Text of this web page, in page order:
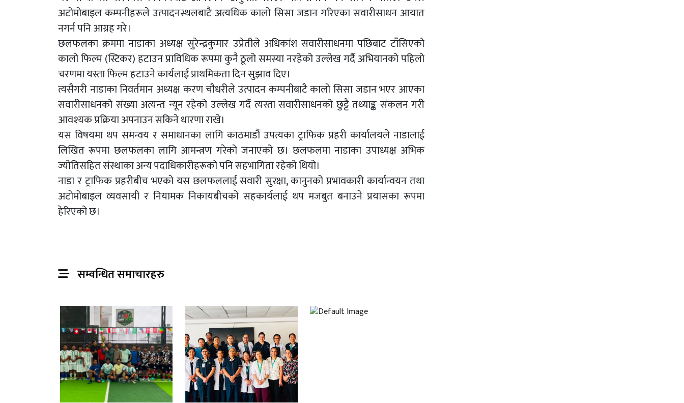
अटोमोबाइल कम्पनीहरूले उत्पादनस्थलबाटै अत्यधिक कालो सिसा जडान गरिएका सवारीसाधन आयात
नगर्न पनि आग्रह गरे।
छलफलका क्रममा नाडाका अध्यक्ष सुरेन्द्रकुमार उप्रेतीले अधिकांश सवारीसाधनमा पछिबाट टाँसिएको
कालो फिल्म (स्टिकर) हटाउन प्राविधिक रूपमा कुनै ठूलो समस्या नरहेको उल्लेख गर्दै अभियानको पहिलो
चरणमा यस्ता फिल्म हटाउने कार्यलाई प्राथमिकता दिन सुझाव दिए।
त्यसैगरी नाडाका निवर्तमान अध्यक्ष करण चौधरीले उत्पादन कम्पनीबाटै कालो सिसा जडान भएर आएका
सवारीसाधनको संख्या अत्यन्त न्यून रहेको उल्लेख गर्दै त्यस्ता सवारीसाधनको छुट्टै तथ्याङ्क संकलन गरी
आवश्यक प्रक्रिया अपनाउन सकिने धारणा राखे।
यस विषयमा थप समन्वय र समाधानका लागि काठमाडौं उपत्यका ट्राफिक प्रहरी कार्यालयले नाडालाई
लिखित रूपमा छलफलका लागि आमन्त्रण गरेको जनाएको छ। छलफलमा नाडाका उपाध्यक्ष अभिक
ज्योतिसहित संस्थाका अन्य पदाधिकारीहरूको पनि सहभागिता रहेको थियो।
नाडा र ट्राफिक प्रहरीबीच भएको यस छलफललाई सवारी सुरक्षा, कानुनको प्रभावकारी कार्यान्वयन तथा
अटोमोबाइल व्यवसायी र नियामक निकायबीचको सहकार्यलाई थप मजबुत बनाउने प्रयासका रूपमा
हेरिएको छ।
सम्वन्धित समाचारहरु